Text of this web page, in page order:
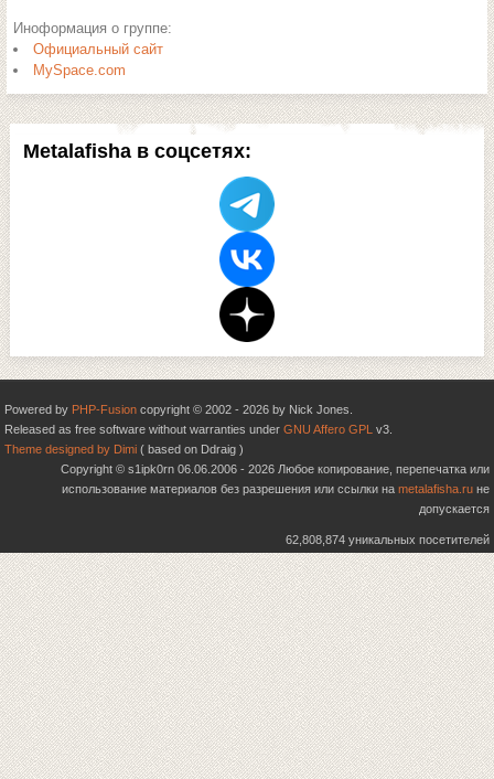
Metalafisha в соцсетях:
Иноформация о группе:
Официальный сайт
MySpace.com
Powered by PHP-Fusion copyright © 2002 - 2026 by Nick Jones.
Released as free software without warranties under GNU Affero GPL v3.
Theme designed by Dimi ( based on Ddraig )
Copyright © s1ipk0rn 06.06.2006 - 2026 Любое копирование, перепечатка или
использование материалов без разрешения или ссылки на metalafisha.ru не
допускается
62,808,874 уникальных посетителей